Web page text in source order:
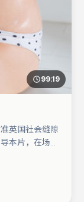
99:19
英国社会缝隙
本片，在场面
汐则以细节塑
值得列入片